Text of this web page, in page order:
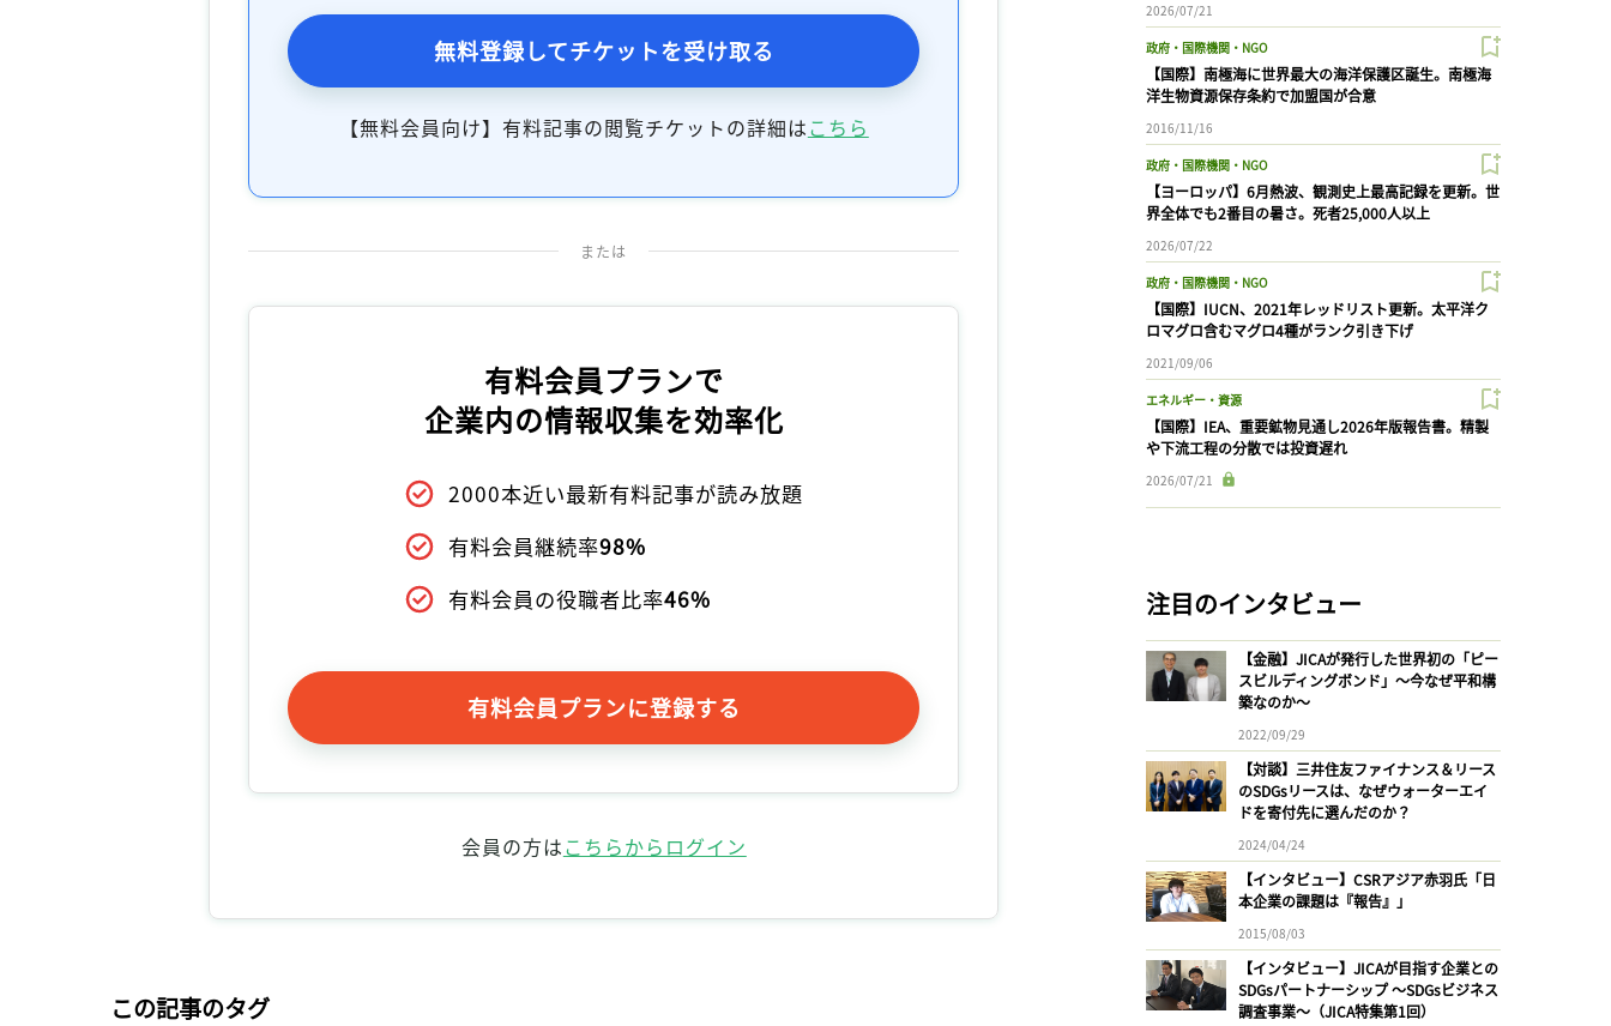
無料登録してチケットを受け取る
【無料会員向け】有料記事の閲覧チケットの詳細はこちら
または
有料会員プランで
企業内の情報収集を効率化
2000本近い最新有料記事が読み放題
有料会員継続率98%
有料会員の役職者比率46%
有料会員プランに登録する
会員の方はこちらからログイン
この記事のタグ
2026/07/21
政府・国際機関・NGO
【国際】南極海に世界最大の海洋保護区誕生。南極海
洋生物資源保存条約で加盟国が合意
2016/11/16
政府・国際機関・NGO
【ヨーロッパ】6月熱波、観測史上最高記録を更新。世
界全体でも2番目の暑さ。死者25,000人以上
2026/07/22
政府・国際機関・NGO
【国際】IUCN、2021年レッドリスト更新。太平洋ク
ロマグロ含むマグロ4種がランク引き下げ
2021/09/06
エネルギー・資源
【国際】IEA、重要鉱物見通し2026年版報告書。精製
や下流工程の分散では投資遅れ
2026/07/21
注目のインタビュー
【金融】JICAが発行した世界初の「ピー
スビルディングボンド」〜今なぜ平和構
築なのか〜
2022/09/29
【対談】三井住友ファイナンス＆リース
のSDGsリースは、なぜウォーターエイ
ドを寄付先に選んだのか？
2024/04/24
【インタビュー】CSRアジア赤羽氏「日
本企業の課題は『報告』」
2015/08/03
【インタビュー】JICAが目指す企業との
SDGsパートナーシップ 〜SDGsビジネス
調査事業〜（JICA特集第1回）
記事をお気に入りに保存するには
ログイン